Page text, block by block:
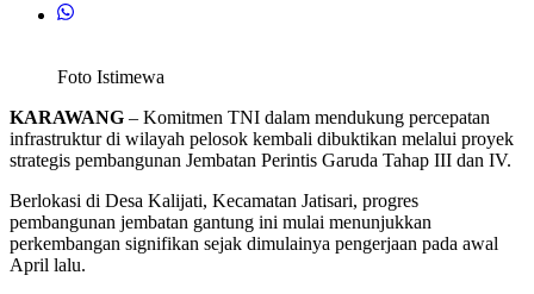
Foto Istimewa
KARAWANG – Komitmen TNI dalam mendukung percepatan
infrastruktur di wilayah pelosok kembali dibuktikan melalui proyek
strategis pembangunan Jembatan Perintis Garuda Tahap III dan IV.
Berlokasi di Desa Kalijati, Kecamatan Jatisari, progres
pembangunan jembatan gantung ini mulai menunjukkan
perkembangan signifikan sejak dimulainya pengerjaan pada awal
April lalu.